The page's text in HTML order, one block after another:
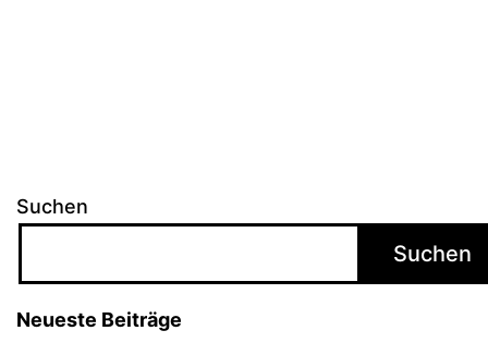
Suchen
Suchen
Neueste Beiträge